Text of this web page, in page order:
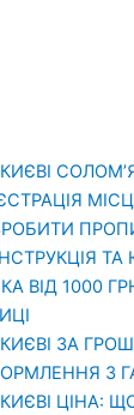
ВІД 1000
ЗА
З
ЦІНА: